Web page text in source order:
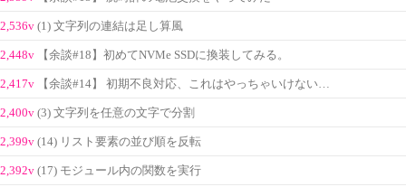
2,536v (1) 文字列の連結は足し算風
2,448v 【余談#18】初めてNVMe SSDに換装してみる。
2,417v 【余談#14】 初期不良対応、これはやっちゃいけない…
2,400v (3) 文字列を任意の文字で分割
2,399v (14) リスト要素の並び順を反転
2,392v (17) モジュール内の関数を実行